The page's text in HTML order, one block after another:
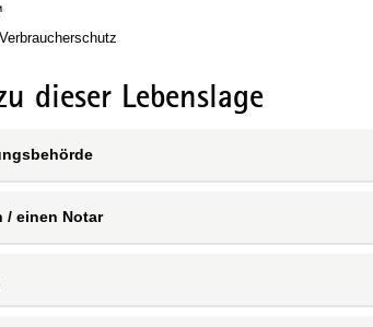
in einem neuen Fenster geöffnet)
dieser Lebenslage
/ einen Notar